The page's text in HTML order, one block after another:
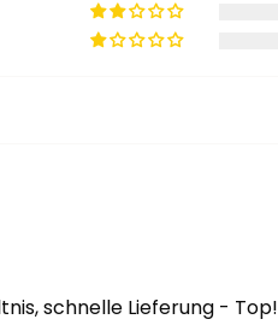
schnelle Lieferung - Top!